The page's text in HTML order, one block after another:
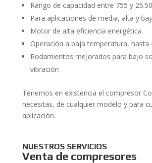
Rango de capacidad entre 755 y
Para aplicaciones de media, alta y
Motor de alta eficiencia energética
Operación a baja temperatura, hasta
Rodamientos mejorados para bajo
vibración
Tenemos en existencia el compresor
necesitas, de cualquier modelo y para
aplicación.
NUESTROS SERVICIOS
Venta de compresores